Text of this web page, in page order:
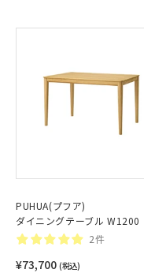
PUHUA(プフア)
ダイニングテーブル W1200
2件
¥73,700 (税込)